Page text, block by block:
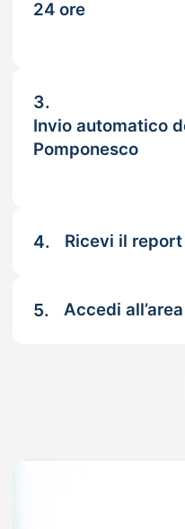
24 ore
3.
Invio automatico
Pomponesco
4. Ricevi il
5. Accedi